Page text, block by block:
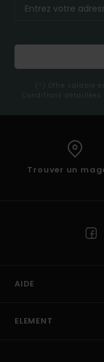
(*) Offre valable
Conditions
Trouver un
AIDE
ELEMENT